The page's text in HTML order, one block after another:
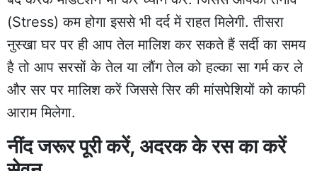
(Stress) कम होगा इससे भी दर्द में राहत मिलेगी. तीसरा
नुस्खा घर पर ही आप तेल मालिश कर सकते हैं सर्दी का समय
है तो आप सरसों के तेल या लौंग तेल को हल्का सा गर्म कर ले
और सर पर मालिश करें जिससे सिर की मांसपेशियों को काफी
आराम मिलेगा.
नींद जरूर पूरी करें, अदरक केरस का करें